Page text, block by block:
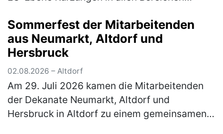
kürzlich in Dublin vonseit…(mehr)
Sommerfest der Mitarbeitenden
aus Neumarkt, Altdorf und
Hersbruck
02.08.2026 – Altdorf
Am 29. Juli 2026 kamen die Mitarbeitenden
der Dekanate Neumarkt, Altdorf und
Hersbruck in Altdorf zu einem gemeinsamen